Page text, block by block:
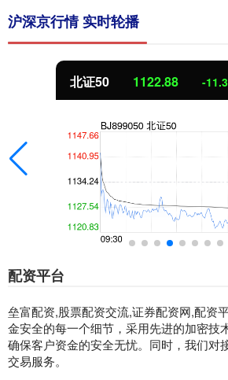
沪深京行情 实时轮播
北证50 1122.88 -11.37
配资平台
垒富配资,股票配资交流,证券配资网,配资
金安全的每一个细节，采用先进的加密技
确保客户资金的安全无忧。同时，我们对
交易服务。